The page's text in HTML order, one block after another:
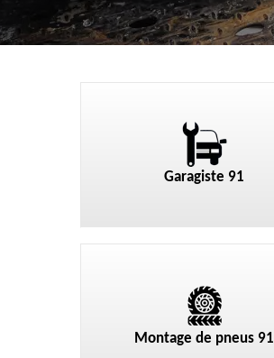
Garagiste 91
Montage de pneus 91